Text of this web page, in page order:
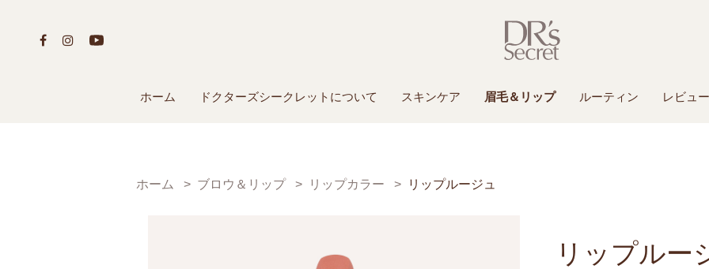
ホーム ドクターズシークレットについて スキンケア 眉毛＆リップ ルーティン レビュー
ホーム ブロウ＆リップ リップカラー リップルージュ
リップルー